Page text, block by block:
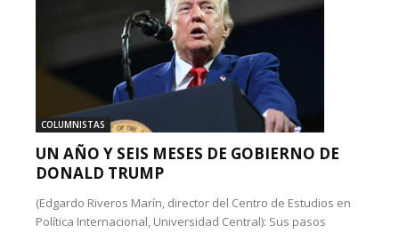
COLUMNISTAS
UN AÑO Y SEIS MESES DE GOBIERNO DE
DONALD TRUMP
(Edgardo Riveros Marín, director del Centro de Estudios en
Política Internacional, Universidad Central): Sus pasos